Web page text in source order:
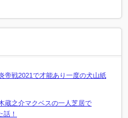
帝戦2021で才能あり一度の犬山紙
蔵之介マクベスの一人芝居で
話！